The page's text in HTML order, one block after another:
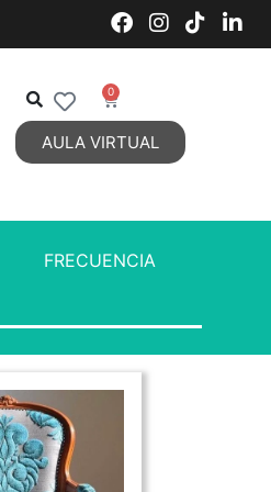
0
AULA VIRTUAL
FRECUENCIA